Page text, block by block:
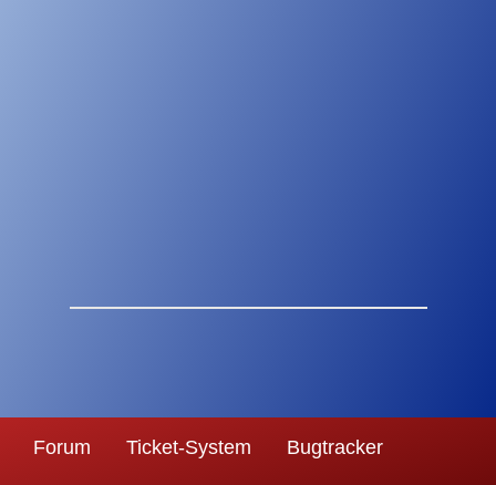
Forum Ticket-System Bugtracker